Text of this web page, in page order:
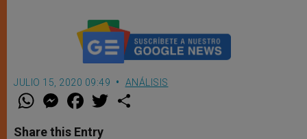
JULIO 15, 2020 09:49 ANÁLISIS
W
t
M
e
s
F
a
e
w
Share this Entry